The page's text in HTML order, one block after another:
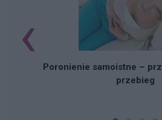
Poronienie samoistne –
przebieg
‹